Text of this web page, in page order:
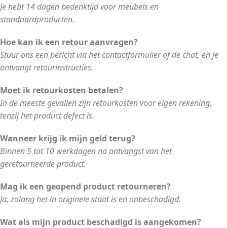
Je hebt 14 dagen bedenktijd voor meubels en
standaardproducten.
Hoe kan ik een retour aanvragen?
Stuur ons een bericht via het contactformulier of de chat, en je
ontvangt retourinstructies.
Moet ik retourkosten betalen?
In de meeste gevallen zijn retourkosten voor eigen rekening,
tenzij het product defect is.
Wanneer krijg ik mijn geld terug?
Binnen 5 tot 10 werkdagen na ontvangst van het
geretourneerde product.
Mag ik een geopend product retourneren?
Ja, zolang het in originele staat is en onbeschadigd.
Wat als mijn product beschadigd is aangekomen?